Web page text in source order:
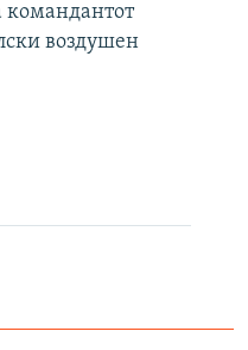
командантот
воздушен